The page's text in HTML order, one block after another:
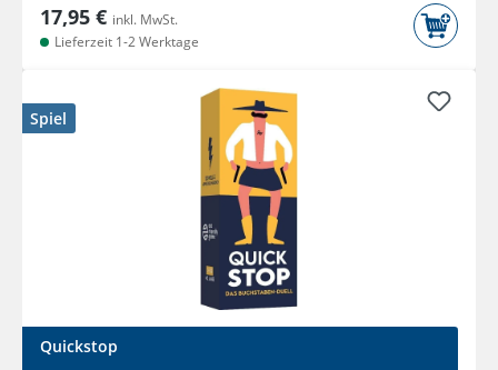
17,95 € inkl. MwSt.
Lieferzeit 1-2 Werktage
Spiel
Quickstop